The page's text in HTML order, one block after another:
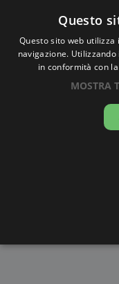
Ora
Questo
Questo sito web
navigazione.
in conformità con
MOSTRA